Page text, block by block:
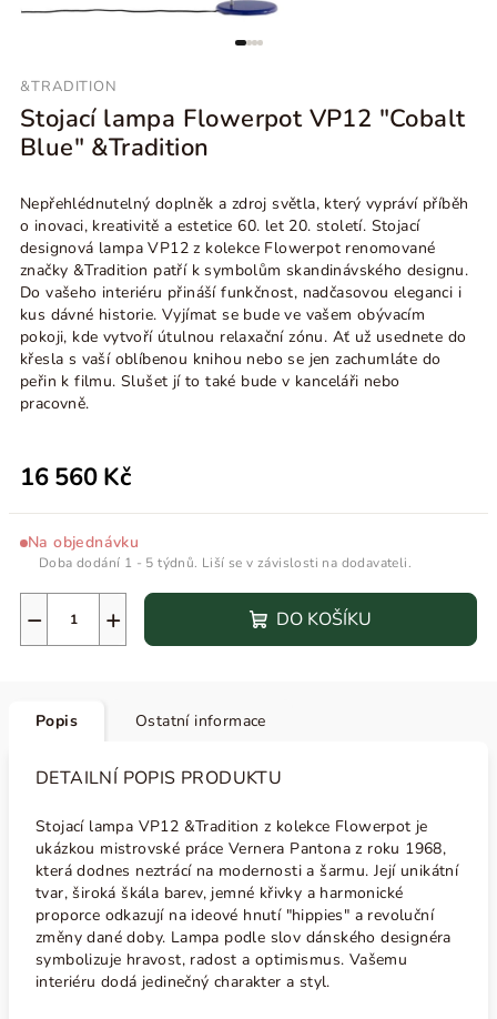
&TRADITION
Stojací lampa Flowerpot VP12 "Cobalt
Blue" &Tradition
Nepřehlédnutelný doplněk a zdroj světla, který vypráví příběh
o inovaci, kreativitě a estetice 60. let 20. století. Stojací
designová lampa VP12 z kolekce Flowerpot renomované
značky &Tradition patří k symbolům skandinávského designu.
Do vašeho interiéru přináší funkčnost, nadčasovou eleganci i
kus dávné historie.Vyjímat se bude ve vašem obývacím
pokoji, kde vytvoří útulnou relaxační zónu. Ať už usednete do
křesla s vaší oblíbenou knihou nebo se jen zachumláte do
peřin k filmu. Slušet jí to také bude v kanceláři nebo
pracovně.
16 560 Kč
Na objednávku
Doba dodání 1 - 5 týdnů. Liší se v závislosti na dodavateli.
+
− DO KOŠÍKU
Popis Ostatní informace
DETAILNÍ POPIS PRODUKTU
Stojací lampa VP12 &Tradition z kolekce Flowerpot je
ukázkou mistrovské práce Vernera Pantona z roku 1968,
která dodnes neztrácí na modernosti a šarmu. Její unikátní
tvar, široká škála barev, jemné křivky a harmonické
proporce odkazují na ideové hnutí "hippies" a revoluční
změny dané doby. Lampa podle slov dánského designéra
symbolizuje hravost, radost a optimismus. Vašemu
interiéru dodá jedinečný charakter a styl.